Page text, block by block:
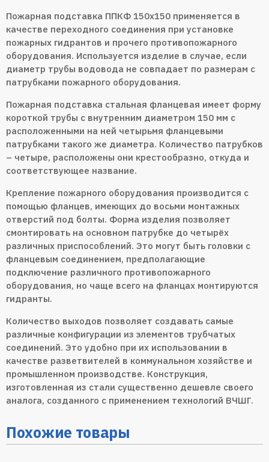
Пожарная подставка ППКФ 150х150 применяется в
качестве переходного соединения при установке
пожарных гидрантов и прочего противопожарного
оборудования. Используется изделие в случае, если
диаметр трубы водовода не совпадает по размерам с
патрубками пожарного оборудования.
Пожарная подставка стальная фланцевая имеет форму
короткой трубы с внутренним диаметром 150 мм с
расположенными на ней четырьмя фланцевыми
патрубками такого же диаметра. Количество патрубков
– четыре, расположены они крестообразно, откуда и
соответствующее название.
Крепление пожарного оборудования производится с
помощью фланцев, имеющих до восьми монтажных
отверстий под болты. Форма изделия позволяет
смонтировать на основном патрубке до четырёх
различных приспособлений. Это могут быть головки с
фланцевым соединением, предполагающие
подключение различного противопожарного
оборудования, но чаще всего на фланцах монтируются
гидранты.
Количество выходов позволяет создавать самые
различные конфигурации из элементов трубчатых
соединений. Это удобно при их использовании в
качестве разветвителей в коммунальном хозяйстве и
промышленном производстве. Конструкция,
изготовленная из стали существенно дешевле своего
аналога, созданного с применением технологий ВЧШГ.
Похожие товары